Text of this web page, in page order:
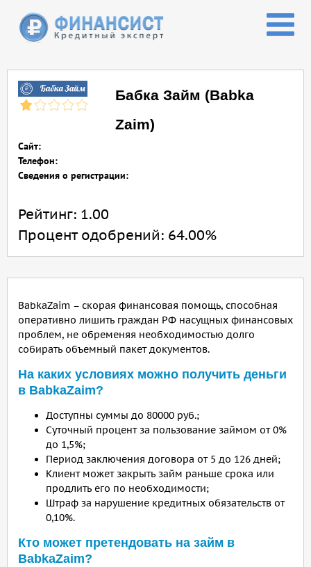
Бабка Займ (Babka
Zaim)
Сайт:
Телефон:
Сведения о регистрации:
Рейтинг: 1.00
Процент одобрений: 64.00%
BabkaZaim – скорая финансовая помощь, способная
оперативно лишить граждан РФ насущных финансовых
проблем, не обременяя необходимостью долго
собирать объемный пакет документов.
На каких условиях можно получить деньги
в BabkaZaim?
Доступны суммы до 80000 руб.;
Суточный процент за пользование займом от 0%
до 1,5%;
Период заключения договора от 5 до 126 дней;
Клиент может закрыть займ раньше срока или
продлить его по необходимости;
Штраф за нарушение кредитных обязательств от
0,10%.
Кто может претендовать на займ в
BabkaZaim?